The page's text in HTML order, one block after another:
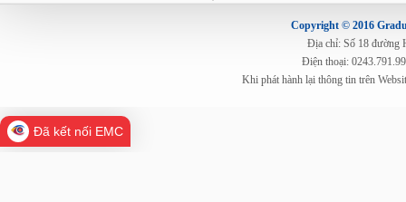
Copyright © 2016
Địa chỉ: Số 18 đường
Điện thoại:
Khi phát hành lại thông tin trên
Đã kết nối EMC